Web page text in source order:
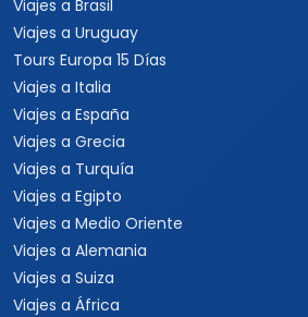
Viajes a Brasil
Viajes a Uruguay
Tours Europa 15 Días
Viajes a Italia
Viajes a España
Viajes a Grecia
Viajes a Turquía
Viajes a Egipto
Viajes a Medio Oriente
Viajes a Alemania
Viajes a Suiza
Viajes a África